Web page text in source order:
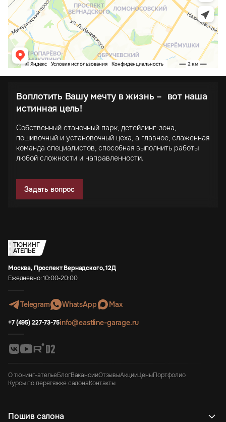
Воплотить Вашу мечту в жизнь – вот наша
истинная цель!
Собственный станочный парк, детейлинг-зона,
пошивочный и установочный цеха, а главное, слаженная
команда специалистов, способная выполнить работы
любой сложности и направленности.
Задать вопрос
ТЮНИНГ
АТЕЛЬЕ
Москва, Проспект Вернадского, 12Д
Ежедневно: 10:00-20:00
Telegram WhatsApp Max
+7 (495) 227-73-75info@eastline-garage.ru
О тюнинг-ательеБлогВакансииОтзывыАкцииЦеныПортфолио
Курсы по перетяжке салонаКонтакты
Пошив салона